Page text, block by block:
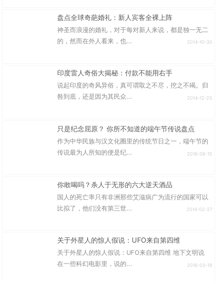
盘点全球奇葩婚礼：新人宾客全裸上阵
神圣而浪漫的婚礼，对于每对新人来说，都是独一无二
的，然而在外人看来，也...
2014-10-30
印度雷人奇俗大揭秘：付款不能用右手
说起印度的奇风异俗，真可谓取之不尽，挖之不竭。归
咎到底，还是因为其民众...
2014-12-25
只是纪念屈原？ 你所不知道的端午节传说盘点
作为中华民族与汉文化圈里的传统节日之一，端午节的
传说最为人所知的便是纪...
2016-06-15
你敢喝吗？杀人于无形的六大逆天酒品
国人的死亡率只有非洲那些艾滋病广为流行的国家可以
比拟了，他们没有第三世...
2014-02-27
关于外星人的惊人假说：UFO来自第四维
关于外星人的惊人假说：UFO来自第四维 地下文明说
在一些科幻电影里，说的...
2016-03-19